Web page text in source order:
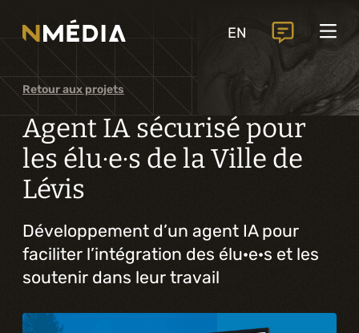
EN
Services
Services principaux
Analyse et conception numérique
Commercialisation numérique
Développement sur mesure
Expérience mobile
Intégration de solutions d’affaires
Retour aux projets
Agent IA sécurisé pour
les élu·e·s de la Ville de
Lévis
Développement d’un agent IA pour
faciliter l’intégration des élu·e·s et les
soutenir dans leur travail